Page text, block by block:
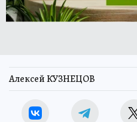
Алексей КУЗНЕЦОВ